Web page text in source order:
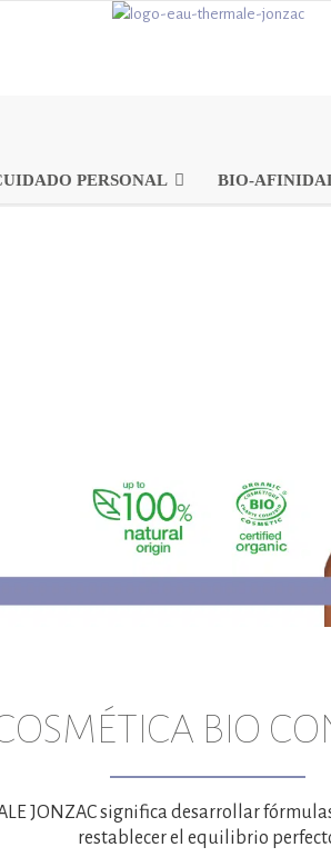
PERSONAL BIO-
BIO
JONZAC significa desarrollar
restablecer el equilibrio